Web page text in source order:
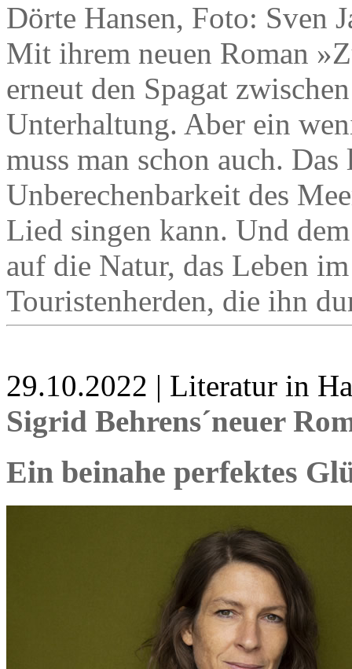
Dörte Hansen, Foto: Sven
Mit ihrem neuen Roman
erneut den Spagat
Unterhaltung. Aber ein
muss man schon auch.
Unberechenbarkeit des
Lied singen kann. Und
auf die Natur, das Leben
Touristenherden, die ihn
29.10.2022 | Literatur in
Sigrid Behrens´neuer
Ein beinahe perfektes